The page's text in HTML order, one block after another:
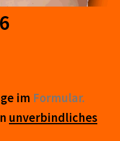
im Form­ular.
un­ver­bind­lich­es